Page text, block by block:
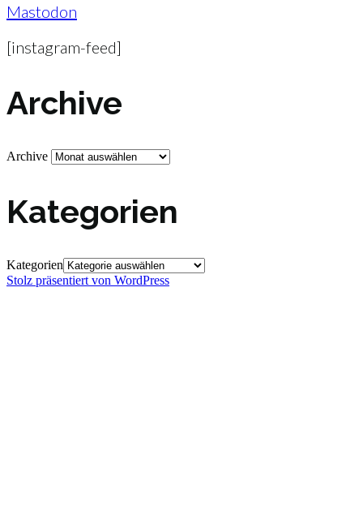
Mastodon
[instagram-feed]
Archive
Archive
Kategorien
Kategorien
Stolz präsentiert von WordPress